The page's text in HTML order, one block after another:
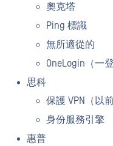
奧克塔
Ping 標識
無所適從的
OneLogin（一登
思科
保護 VPN（以
身份服務引擎 （
惠普